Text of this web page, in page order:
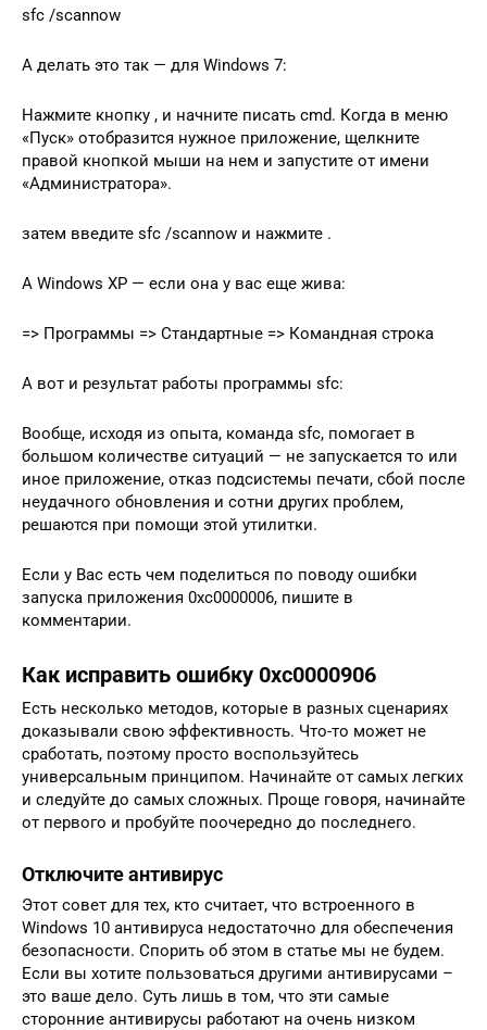
sfc /scannow
А делать это так — для Windows 7:
Нажмите кнопку , и начните писать cmd. Когда в меню
«Пуск» отобразится нужное приложение, щелкните
правой кнопкой мыши на нем и запустите от имени
«Администратора».
затем введите sfc /scannow и нажмите .
А Windows XP — если она у вас еще жива:
=> Программы => Стандартные => Командная строка
А вот и результат работы программы sfc:
Вообще, исходя из опыта, команда sfc, помогает в
большом количестве ситуаций — не запускается то или
иное приложение, отказ подсистемы печати, сбой после
неудачного обновления и сотни других проблем,
решаются при помощи этой утилитки.
Если у Вас есть чем поделиться по поводу ошибки
запуска приложения 0xc0000006, пишите в
комментарии.
Как исправить ошибку 0xc0000906
Есть несколько методов, которые в разных сценариях
доказывали свою эффективность. Что-то может не
сработать, поэтому просто воспользуйтесь
универсальным принципом. Начинайте от самых легких
и следуйте до самых сложных. Проще говоря, начинайте
от первого и пробуйте поочередно до последнего.
Отключите антивирус
Этот совет для тех, кто считает, что встроенного в
Windows 10 антивируса недостаточно для обеспечения
безопасности. Спорить об этом в статье мы не будем.
Если вы хотите пользоваться другими антивирусами –
это ваше дело. Суть лишь в том, что эти самые
сторонние антивирусы работают на очень низком